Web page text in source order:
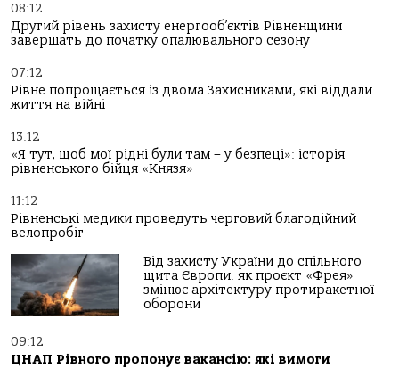
08:12
Другий рівень захисту енергооб’єктів Рівненщини
завершать до початку опалювального сезону
07:12
Рівне попрощається із двома Захисниками, які віддали
життя на війні
13:12
«Я тут, щоб мої рідні були там – у безпеці»: історія
рівненського бійця «Князя»
11:12
Рівненські медики проведуть черговий благодійний
велопробіг
Від захисту України до спільного
щита Європи: як проєкт «Фрея»
змінює архітектуру протиракетної
оборони
09:12
ЦНАП Рівного пропонує вакансію: які вимоги